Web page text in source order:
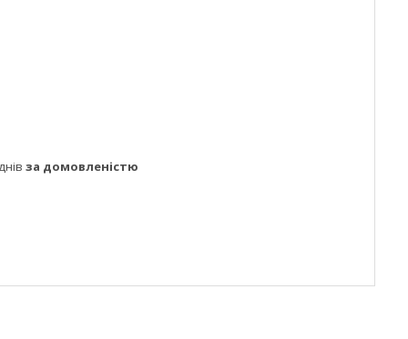
за домовленістю